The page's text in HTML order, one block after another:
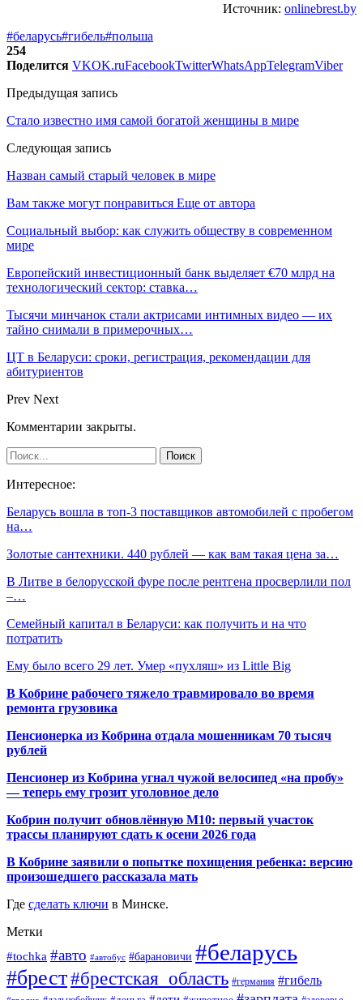
Источник: onlinebrest.by
#беларусь#гибель#польша
254
Поделится VKOK.ruFacebookTwitterWhatsAppTelegramViber
Предыдущая запись
Стало известно имя самой богатой женщины в мире
Следующая запись
Назван самый старый человек в мире
Вам также могут понравиться Еще от автора
Социальный выбор: как служить обществу в современном
мире
Европейский инвестиционный банк выделяет €70 млрд на
технологический сектор: ставка…
Тысячи минчанок стали актрисами интимных видео — их
тайно снимали в примерочных…
ЦТ в Беларуси: сроки, регистрация, рекомендации для
абитуриентов
Prev Next
Комментарии закрыты.
Интересное:
Беларусь вошла в топ-3 поставщиков автомобилей с пробегом
на…
Золотые сантехники. 440 рублей — как вам такая цена за…
В Литве в белорусской фуре после рентгена просверлили пол
–…
Семейный капитал в Беларуси: как получить и на что
потратить
Ему было всего 29 лет. Умер «пухляш» из Little Big
В Кобрине рабочего тяжело травмировало во время
ремонта грузовика
Пенсионерка из Кобрина отдала мошенникам 70 тысяч
рублей
Пенсионер из Кобрина угнал чужой велосипед «на пробу»
— теперь ему грозит уголовное дело
Кобрин получит обновлённую М10: первый участок
трассы планируют сдать к осени 2026 года
В Кобрине заявили о попытке похищения ребенка: версию
произошедшего рассказала мать
Где сделать ключи в Минске.
Метки
#tochka #авто #автобус #барановичи #беларусь
#брест#брестская_область #германия #гибель